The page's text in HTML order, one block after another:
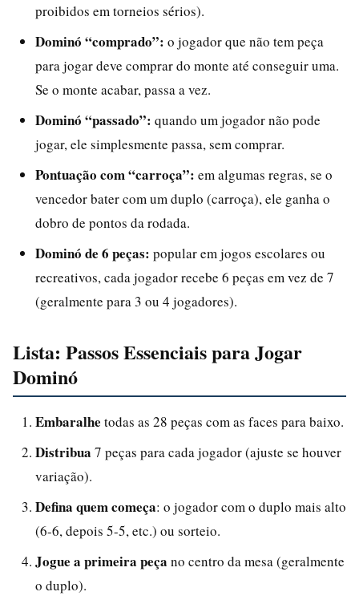
proibidos em torneios sérios).
Dominó “comprado”: o jogador que não tem peça
para jogar deve comprar do monte até conseguir uma.
Se o monte acabar, passa a vez.
Dominó “passado”: quando um jogador não pode
jogar, ele simplesmente passa, sem comprar.
Pontuação com “carroça”: em algumas regras, se o
vencedor bater com um duplo (carroça), ele ganha o
dobro de pontos da rodada.
Dominó de 6 peças: popular em jogos escolares ou
recreativos, cada jogador recebe 6 peças em vez de 7
(geralmente para 3 ou 4 jogadores).
Lista: Passos Essenciais para Jogar
Dominó
Embaralhe todas as 28 peças com as faces para baixo.
Distribua 7 peças para cada jogador (ajuste se houver
variação).
Defina quem começa: o jogador com o duplo mais alto
(6-6, depois 5-5, etc.) ou sorteio.
Jogue a primeira peça no centro da mesa (geralmente
o duplo).